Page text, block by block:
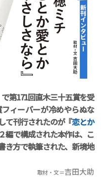
第171回直木三十五賞を受
ィーバーが冷めやらぬな
て刊行されたのが『恋とか
編で構成された本作は、こ
き方で執筆された、新境地
取材・文＝吉田大助